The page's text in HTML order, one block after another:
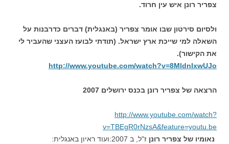
צפריר רונן איש עין חרוד.
ולסיום סירטון שבו אומר צפריר (באנגלית) דברים כדרבנות על
השאלה למי שייכת ארץ ישראל. (תודתי לבועז העצני שהעביר לי
את הקישור).
http://www.youtube.com/watch?v=8MldnIxwUJo
הרצאה של צפריר רונן בכנס ירושלים 2007
http://www.youtube.com/watch?
v=TBEgR0rNzsA&feature=youtu.be
נאומיו של צפריר רונן ז"ל, ב 2007:ועוד ראיון באנגלית: